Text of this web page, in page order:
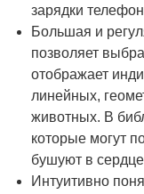
зарядки
Большая и
позволяет
отображает
линейных,
животных. В
которые могут
бушуют в
Интуитивно